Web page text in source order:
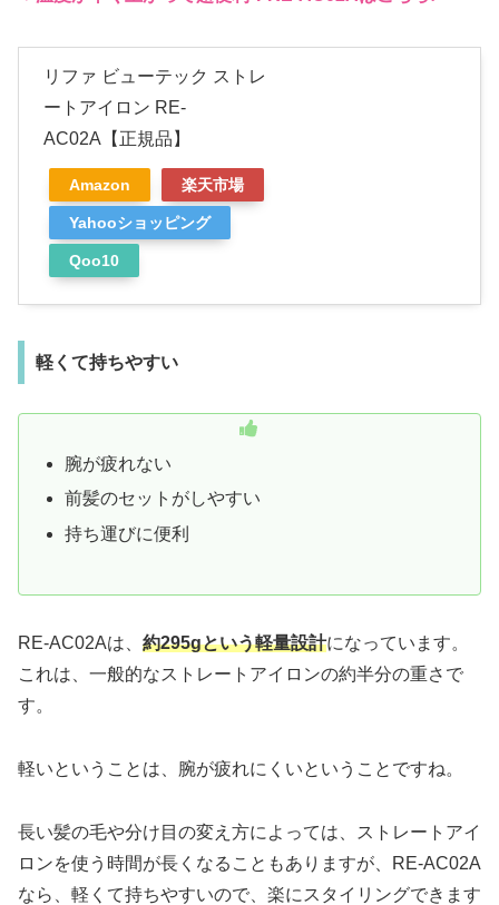
リファ ビューテック ストレ
ートアイロン RE-
AC02A【正規品】
Amazon 楽天市場
Yahooショッピング
Qoo10
軽くて持ちやすい
腕が疲れない
前髪のセットがしやすい
持ち運びに便利
RE-AC02Aは、 約295gという軽量設計になっています。
これは、一般的なストレートアイロンの約半分の重さで
す。
軽いということは、腕が疲れにくいということですね。
長い髪の毛や分け目の変え方によっては、ストレートアイ
ロンを使う時間が長くなることもありますが、RE-AC02A
なら、軽くて持ちやすいので、楽にスタイリングできます